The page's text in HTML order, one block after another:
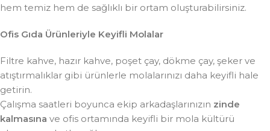
hem temiz hem de sağlıklı bir ortam oluşturabilirsiniz.
Ofis Gıda Ürünleriyle Keyifli Molalar
Filtre kahve, hazır kahve, poşet çay, dökme çay, şeker ve
atıştırmalıklar gibi ürünlerle molalarınızı daha keyifli hale
getirin.
Çalışma saatleri boyunca ekip arkadaşlarınızın zinde
kalmasına ve ofis ortamında keyifli bir mola kültürü